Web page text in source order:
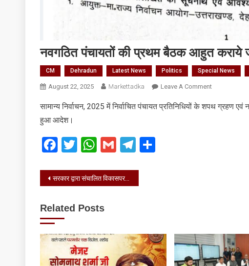
नवगठित पंचायतों की प्रथम बैठक आहुत
CM Dehradun Latest News Politics Special News
August 22, 2025 Markettadka Leave A CommentOn
पंचायतों
आदेश
सामान्य निर्वाचन, 2025 में निर्वाचित पंचायत प्रतिनिधियों के शपथ
हुआ आदेश।
Facebook
TwitterWhatsApp
GmailTelegram
Post
सरकार द्वारा संचालित विकासपरक और जनकल्याणकारी योजनाओं का फीडबैक लिया
Related Posts